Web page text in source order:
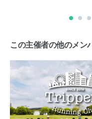
この主催者の他のメン